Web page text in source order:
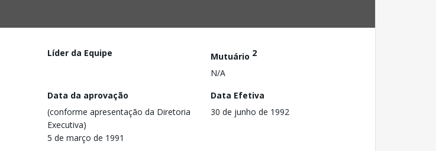
Líder da Equipe Mutuário 2
N/A
Data da aprovação
(conforme apresentação da Diretoria
Executiva)
5 de março de 1991
Data Efetiva
30 de junho de 1992